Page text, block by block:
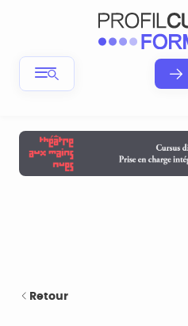
Retour